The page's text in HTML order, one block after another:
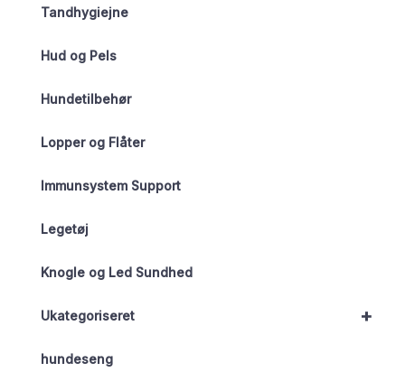
Tandhygiejne
Hud og Pels
Hundetilbehør
Lopper og Flåter
Immunsystem Support
Legetøj
Knogle og Led Sundhed
+
Ukategoriseret
hundeseng